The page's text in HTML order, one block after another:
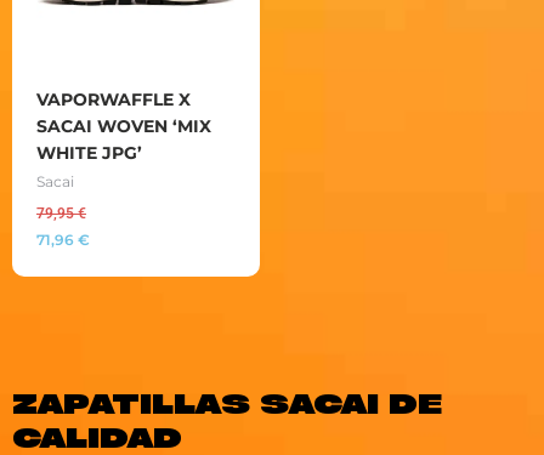
VAPORWAFFLE X
SACAI WOVEN ‘MIX
WHITE JPG’
Sacai
79,95€
71,96 €
ZAPATILLAS SACAI DE
CALIDAD